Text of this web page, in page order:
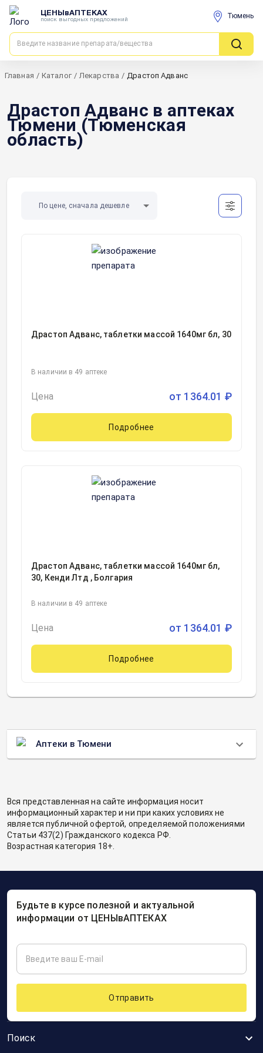
ЦЕНЫвАПТЕКАХ
поиск выгодных предложений Тюмень
Главная / Каталог / Лекарства / Драстоп Адванс
Драстоп Адванс в аптеках
Тюмени (Тюменская
область)
По цене, сначала дешевле
Драстоп Адванс, таблетки массой 1640мг бл, 30
В наличии в 49 аптеке
Цена от 1364.01 ₽
Подробнее
Драстоп Адванс, таблетки массой 1640мг бл,
30, Кенди Лтд , Болгария
В наличии в 49 аптеке
Цена от 1364.01 ₽
Подробнее
Аптеки в Тюмени
Вся представленная на сайте информация носит
информационный характер и ни при каких условиях не
является публичной офертой, определяемой положениями
Статьи 437(2) Гражданского кодекса РФ.
Возрастная категория 18+.
Поиск
Будьте в курсе полезной и актуальной
информации от ЦЕНЫвАПТЕКАХ
Отправить